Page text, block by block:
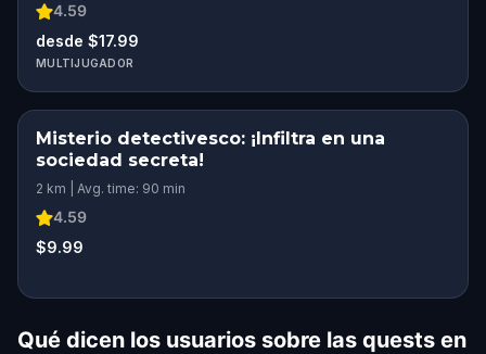
4.59
desde $17.99
MULTIJUGADOR
Misterio detectivesco: ¡Infiltra en una
sociedad secreta!
2 km | Avg. time: 90 min
4.59
$9.99
Qué dicen los usuarios sobre las quests en